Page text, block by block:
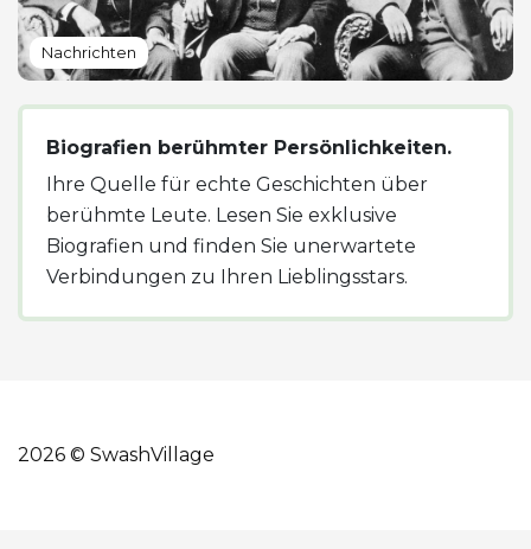
Nachrichten
Biografien berühmter Persönlichkeiten.
Ihre Quelle für echte Geschichten über
berühmte Leute. Lesen Sie exklusive
Biografien und finden Sie unerwartete
Verbindungen zu Ihren Lieblingsstars.
2026 © SwashVillage